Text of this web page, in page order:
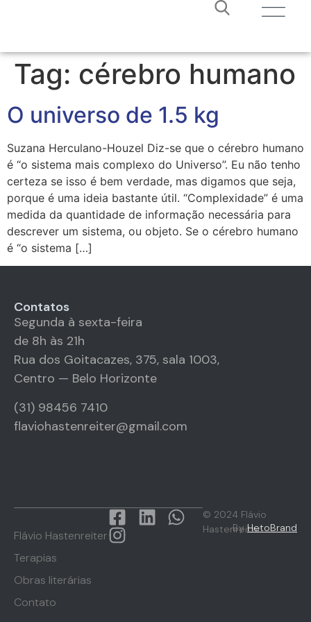
Tag: cérebro humano
O universo de 1.5 kg
Suzana Herculano-Houzel Diz-se que o cérebro humano
é “o sistema mais complexo do Universo”. Eu não tenho
certeza se isso é bem verdade, mas digamos que seja,
porque é uma ideia bastante útil. “Complexidade” é uma
medida da quantidade de informação necessária para
descrever um sistema, ou objeto. Se o cérebro humano
é “o sistema […]
Contatos
Segunda à sexta-feira
de 8h às 21h
Rua dos Goitacazes, 375, sala 1003,
Centro — Belo Horizonte
(31) 98456 7410
flaviohastenreiter@gmail.com
© 2024 Flávio
Hastenreiter
ByHetoBrand
Flávio Hastenreiter
Terapias
Obras literárias
Contato